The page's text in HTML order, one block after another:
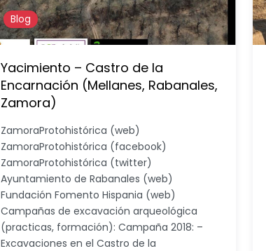
Blog
Yacimiento – Castro de la
Encarnación (Mellanes, Rabanales,
Zamora)
ZamoraProtohistórica (web)
ZamoraProtohistórica (facebook)
ZamoraProtohistórica (twitter)
Ayuntamiento de Rabanales (web)
Fundación Fomento Hispania (web)
Campañas de excavación arqueológica
(practicas, formación): Campaña 2018: –
Excavaciones en el Castro de la